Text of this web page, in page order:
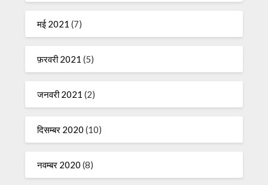
मई 2021 (7)
फ़रवरी 2021 (5)
जनवरी 2021 (2)
दिसम्बर 2020 (10)
नवम्बर 2020 (8)